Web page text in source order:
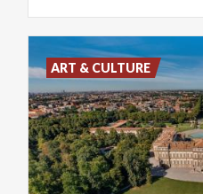
ART & CULTURE